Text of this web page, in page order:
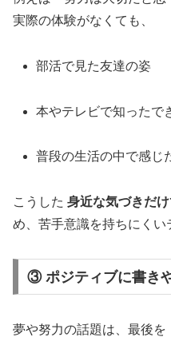
実際の体験がなくても、
部活で見た友達の姿
本やテレビで知ったで
普段の生活の中で感じ
こうした 身近な気づきだ
め、苦手意識を持ちにくい
③ ポジティブに書き
夢や努力の話題は、最後を